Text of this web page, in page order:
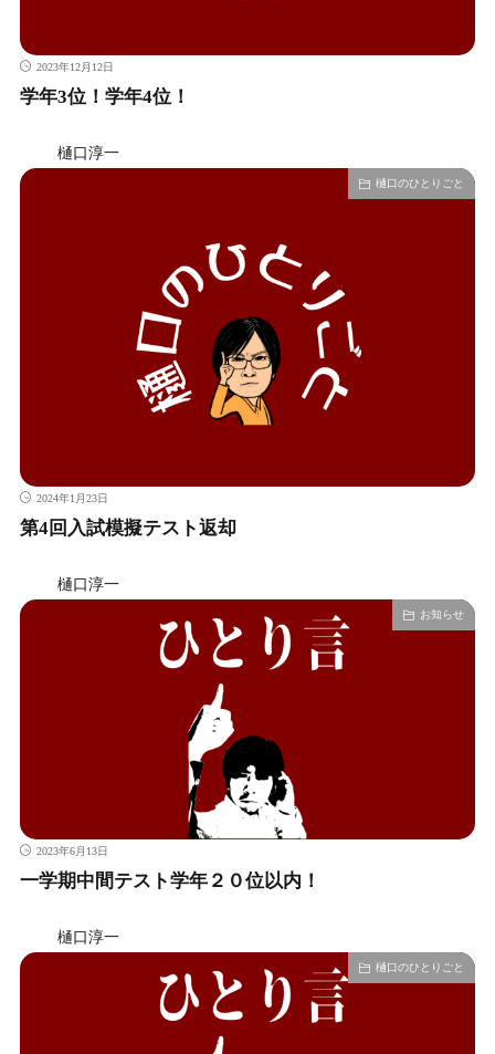
2023年12月12日
学年3位！学年4位！
樋口淳一
樋口のひとりごと
2024年1月23日
第4回入試模擬テスト返却
樋口淳一
お知らせ
2023年6月13日
一学期中間テスト学年２０位以内！
樋口淳一
樋口のひとりごと